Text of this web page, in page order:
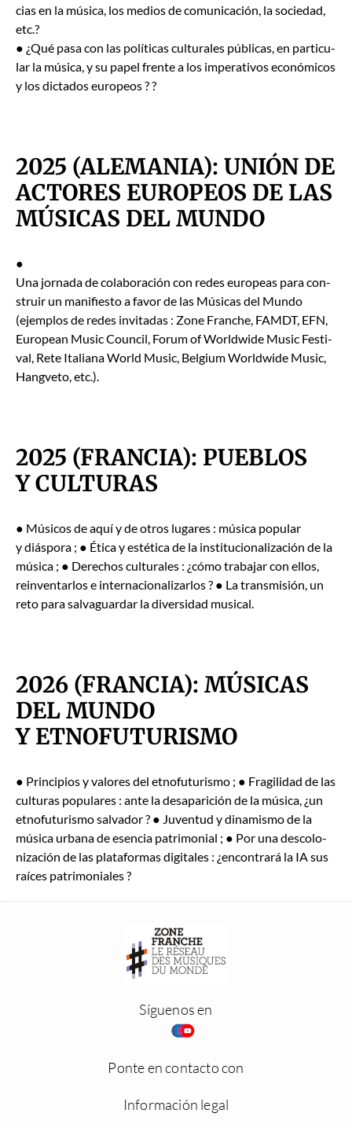
cias en la músi­ca, los medios de comu­ni­cación, la sociedad,
etc.?
● ¿Qué pasa con las políti­cas cul­tur­ales públi­cas, en par­tic­u­
lar la músi­ca, y su papel frente a los imper­a­tivos económi­cos
y los dic­ta­dos europeos ? ?
2025 (ALEMANIA): UNIÓN DE
ACTORES EUROPEOS DE LAS
MÚSICAS DEL MUNDO
●
Una jor­na­da de colab­o­ración con redes euro­peas para con­
stru­ir un man­i­fiesto a favor de las Músi­cas del Mun­do
(ejem­p­los de redes invi­tadas : Zone Franche, FAMDT, EFN,
Euro­pean Music Coun­cil, Forum of World­wide Music Fes­ti­
val, Rete Ital­iana World Music, Bel­gium World­wide Music,
Hangve­to, etc.).
2025 (FRANCIA): PUEBLOS
Y CULTURAS
● Músi­cos de aquí y de otros lugares : músi­ca pop­u­lar
y diás­po­ra ; ● Éti­ca y estéti­ca de la insti­tu­cional­ización de la
músi­ca ; ● Dere­chos cul­tur­ales : ¿cómo tra­ba­jar con ellos,
rein­ven­tar­los e inter­na­cionalizar­los ? ● La trans­misión, un
reto para sal­va­guardar la diver­si­dad musi­cal.
2026 (FRANCIA): MÚSICAS
DEL MUNDO
Y ETNOFUTURISMO
● Prin­ci­p­ios y val­ores del etno­fu­tur­is­mo ; ● Frag­ili­dad de las
cul­turas pop­u­lares : ante la desapari­ción de la músi­ca, ¿un
etno­fu­tur­is­mo sal­vador ? ● Juven­tud y dinamis­mo de la
músi­ca urbana de esen­cia pat­ri­mo­ni­al ; ● Por una des­col­o­
nización de las platafor­mas dig­i­tales : ¿encon­trará la IA sus
raíces pat­ri­mo­ni­ales ?
Síguenos en
Ponte en contacto con
Información legal